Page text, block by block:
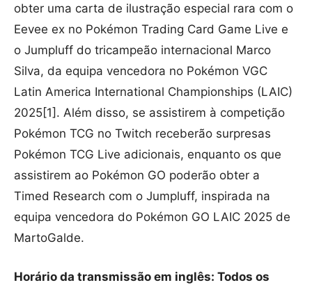
obter uma carta de ilustração especial rara com o
Eevee ex no Pokémon Trading Card Game Live e
o Jumpluff do tricampeão internacional Marco
Silva, da equipa vencedora no Pokémon VGC
Latin America International Championships (LAIC)
2025[1]. Além disso, se assistirem à competição
Pokémon TCG no Twitch receberão surpresas
Pokémon TCG Live adicionais, enquanto os que
assistirem ao Pokémon GO poderão obter a
Timed Research com o Jumpluff, inspirada na
equipa vencedora do Pokémon GO LAIC 2025 de
MartoGalde.
Horário da transmissão em inglês: Todos os